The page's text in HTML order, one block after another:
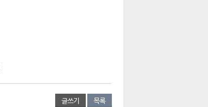
글쓰기 목록